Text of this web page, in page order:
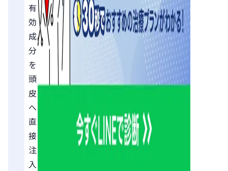
有
効
成
分
を
頭
皮
へ
直
接
注
入